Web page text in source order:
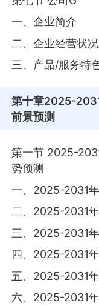
一、企业简介
二、企业经营状
三、产品/服务特
第十章2025-
前景预测
第一节 2025-
势预测
一、2025-2031
二、2025-2031
三、2025-2031
四、2025-2031
五、2025-2031
六、2025-2031